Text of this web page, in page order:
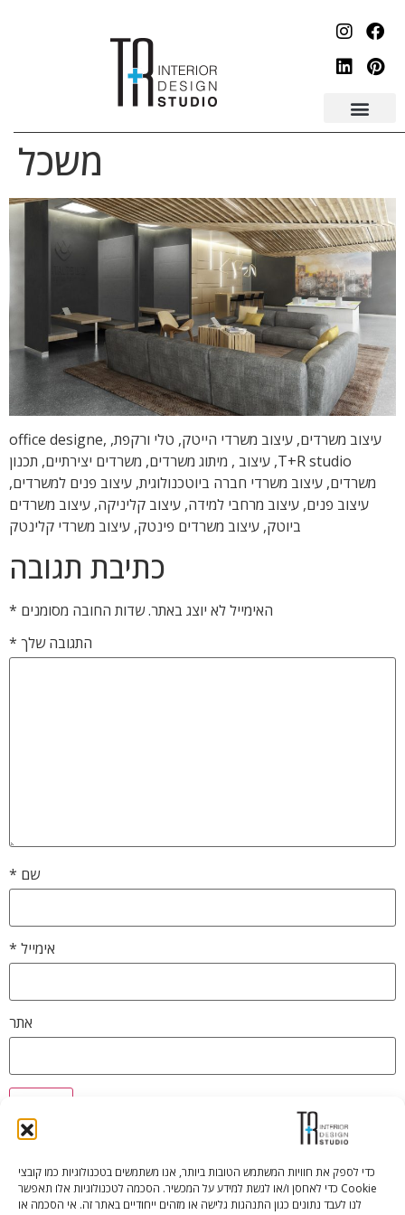
כדי לספק את חוויות המשתמש הטובות ביותר, אנו משתמשים בטכנולוגיות כמו קובצי
Cookie כדי לאחסן ו/או לגשת למידע על המכשיר. הסכמה לטכנולוגיות אלו תאפשר
לנו לעבד נתונים כגון התנהגות גלישה או מזהים ייחודיים באתר זה. אי הסכמה או
משכל
עיצוב משרדים, עיצוב משרדי הייטק, טלי ורקפת, office designe,
T+R studio, עיצוב , מיתוג משרדים, משרדים יצירתיים, תכנון
משרדים, עיצוב משרדי חברה ביוטכנולוגית, עיצוב פנים למשרדים,
עיצוב פנים, עיצוב מרחבי למידה, עיצוב קליניקה, עיצוב משרדים
ביוטק, עיצוב משרדים פינטק, עיצוב משרדי קלינטק
כתיבת תגובה
האימייל לא יוצג באתר.שדות החובה מסומנים *
התגובה שלך *
שם *
אימייל *
אתר
Tali Shenfeld:052.620.2446